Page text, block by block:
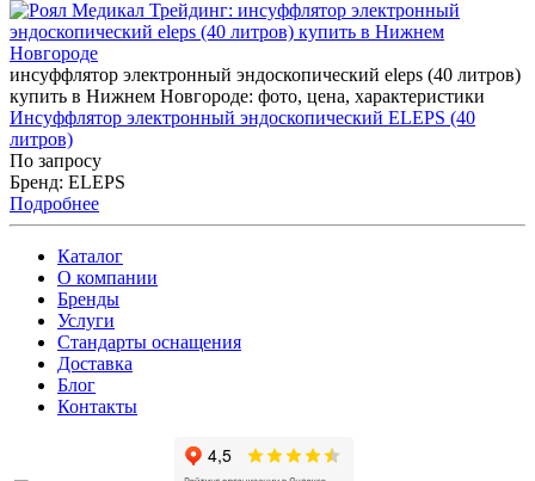
инсуффлятор электронный эндоскопический eleps (40 литров)
купить в Нижнем Новгороде: фото, цена, характеристики
Инсуффлятор электронный эндоскопический ELEPS (40
литров)
По запросу
Бренд: ELEPS
Подробнее
Каталог
О компании
Бренды
Услуги
Стандарты оснащения
Доставка
Блог
Контакты